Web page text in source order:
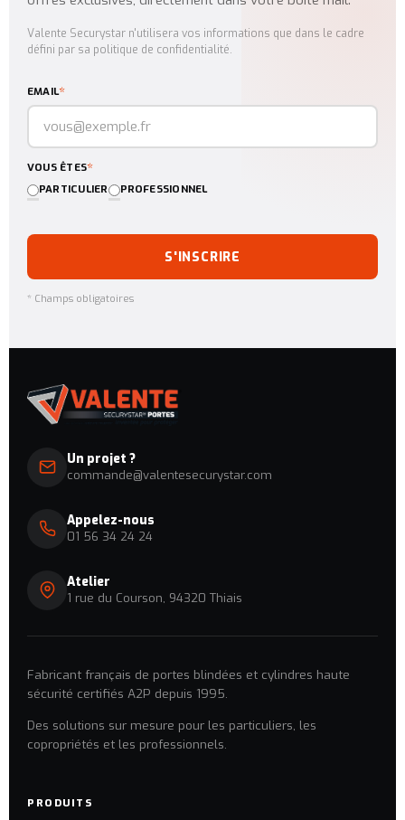
Valente Securystar n'utilisera vos informations que dans le cadre
défini par sa politique de confidentialité.
EMAIL*
VOUS ÊTES*
PARTICULIER PROFESSIONNEL
S'INSCRIRE
* Champs obligatoires
Un projet ?
commande@valentesecurystar.com
Appelez-nous
01 56 34 24 24
Atelier
1 rue du Courson, 94320 Thiais
Fabricant français de portes blindées et cylindres haute
sécurité certifiés A2P depuis 1995.
Des solutions sur mesure pour les particuliers, les
copropriétés et les professionnels.
PRODUITS